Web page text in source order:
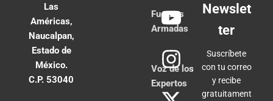
Las
Américas,
Naucalpan,
Estado de
México.
C.P. 53040
Fuerzas
Armadas
Voz de los
Expertos
Newslet
ter
Suscríbete
con tu correo
y recibe
gratuitament